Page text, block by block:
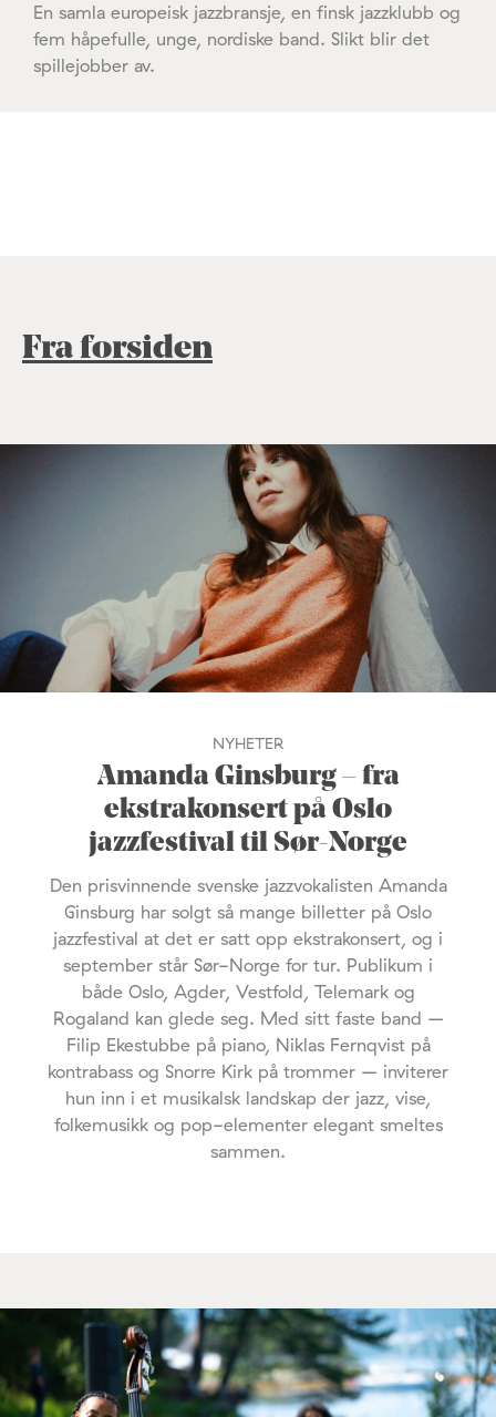
En samla europeisk jazzbransje, en finsk jazzklubb og
fem håpefulle, unge, nordiske band. Slikt blir det
spillejobber av.
Fra forsiden
NYHETER
Amanda Ginsburg – fra
ekstrakonsert på Oslo
jazzfestival til Sør-Norge
Den prisvinnende svenske jazzvokalisten Amanda
Ginsburg har solgt så mange billetter på Oslo
jazzfestival at det er satt opp ekstrakonsert, og i
september står Sør-Norge for tur. Publikum i
både Oslo, Agder, Vestfold, Telemark og
Rogaland kan glede seg. Med sitt faste band –
Filip Ekestubbe på piano, Niklas Fernqvist på
kontrabass og Snorre Kirk på trommer – inviterer
hun inn i et musikalsk landskap der jazz, vise,
folkemusikk og pop-elementer elegant smeltes
sammen.